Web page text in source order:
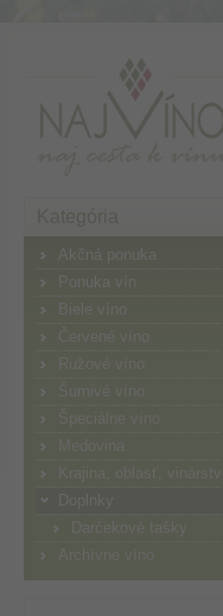
Kategória
Akčná ponuka
Ponuka vín
Biele víno
Červené víno
Ružové víno
Šumivé víno
Špeciálne víno
Medovina
Krajina, oblasť, vinárstvo
Doplnky
Darčekové tašky
Archívne víno